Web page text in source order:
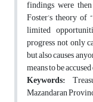
findings were
Foster’s theory
limited
progress not only
but also causes
means to be
Keywords:
Mazandaran